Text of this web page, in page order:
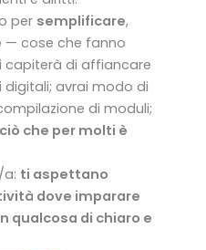
per semplificare,
— cose che fanno
capiterà di affiancare
digitali; avrai modo di
di moduli;
che per molti è
a: ti aspettano
dove imparare
qualcosa di chiaro e